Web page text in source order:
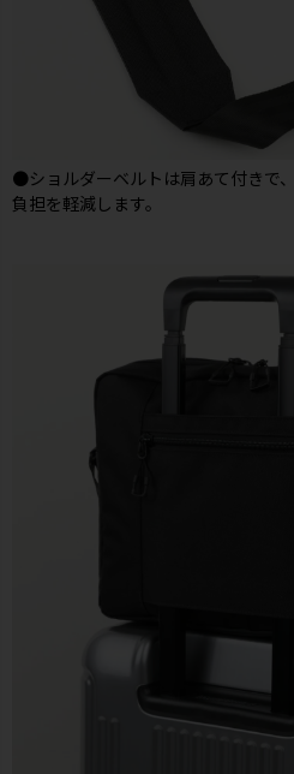
●ショルダーベルトは肩あて付きで
負担を軽減します。